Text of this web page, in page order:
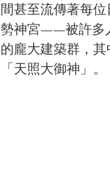
間甚至流傳著每
勢神宮——被許多
的龐大建築群，
「天照大御神」。